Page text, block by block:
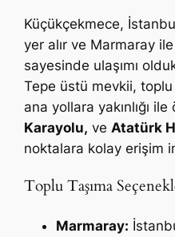
Küçükçekmece,
yer alır ve Marmaray ile
sayesinde ulaşımı
Tepe üstü mevkii, toplu
ana yollara yakınlığı ile
Karayolu, ve Atatürk
noktalara kolay erişim
Toplu Taşıma
Marmaray: